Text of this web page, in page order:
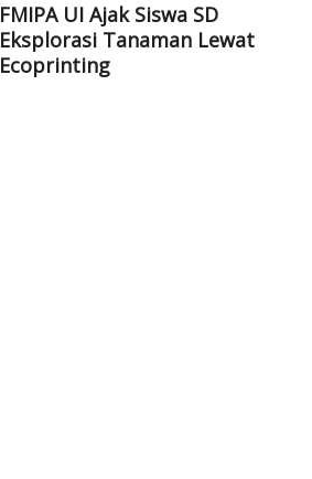
FMIPA UI Ajak Siswa SD
Eksplorasi Tanaman Lewat
Ecoprinting